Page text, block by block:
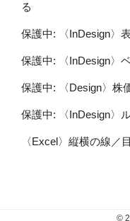
る
保護中: 〈InDesign〉
保護中: 〈InDesign〉
保護中: 〈Design〉株
保護中: 〈InDesign〉
〈Excel〉縦横の線／
©